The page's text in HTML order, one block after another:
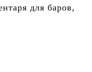
для баров,